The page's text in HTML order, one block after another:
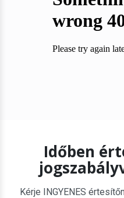
Időben
Kérje INGYENES